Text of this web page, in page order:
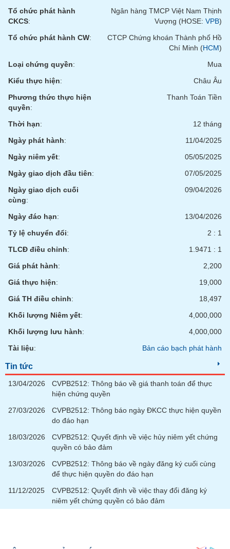
Tổ chức phát hành
CKCS:
Ngân hàng TMCP Việt Nam Thịnh
Vượng (HOSE: VPB)
Tổ chức phát hành CW:
CTCP Chứng khoán Thành phố Hồ
Chí Minh (HCM)
Loại chứng quyền:
Mua
Kiểu thực hiện:
Châu Âu
Phương thức thực hiện
quyền:
Thanh Toán Tiền
Thời hạn:
12 tháng
Ngày phát hành:
11/04/2025
Ngày niêm yết:
05/05/2025
Ngày giao dịch đầu tiên:
07/05/2025
Ngày giao dịch cuối
cùng:
09/04/2026
Ngày đáo hạn:
13/04/2026
Tỷ lệ chuyển đổi:
2 : 1
TLCĐ điều chỉnh:
1.9471 : 1
Giá phát hành:
2,200
Giá thực hiện:
19,000
Giá TH điều chỉnh:
18,497
Khối lượng Niêm yết:
4,000,000
Khối lượng lưu hành:
4,000,000
Tài liệu: Bản cáo bạch phát hành
Tin tức
13/04/2026
CVPB2512: Thông báo về giá thanh toán để thực
hiện chứng quyền
27/03/2026
CVPB2512: Thông báo ngày ĐKCC thực hiện quyền
do đáo hạn
18/03/2026
CVPB2512: Quyết định về việc hủy niêm yết chứng
quyền có bảo đảm
13/03/2026
CVPB2512: Thông báo về ngày đăng ký cuối cùng
để thực hiện quyền do đáo hạn
11/12/2025
CVPB2512: Quyết định về việc thay đổi đăng ký
niêm yết chứng quyền có bảo đảm
viết
của
giả
Báo
cáo
phân
tích
(-)
Thuật
(-)
Dịch
vụ
tạo
Sách
chính
Công
cụ
thông